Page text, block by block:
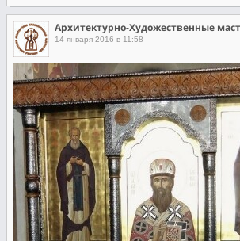
Архитектурно-Художественные
14 января 2016 в 11:58